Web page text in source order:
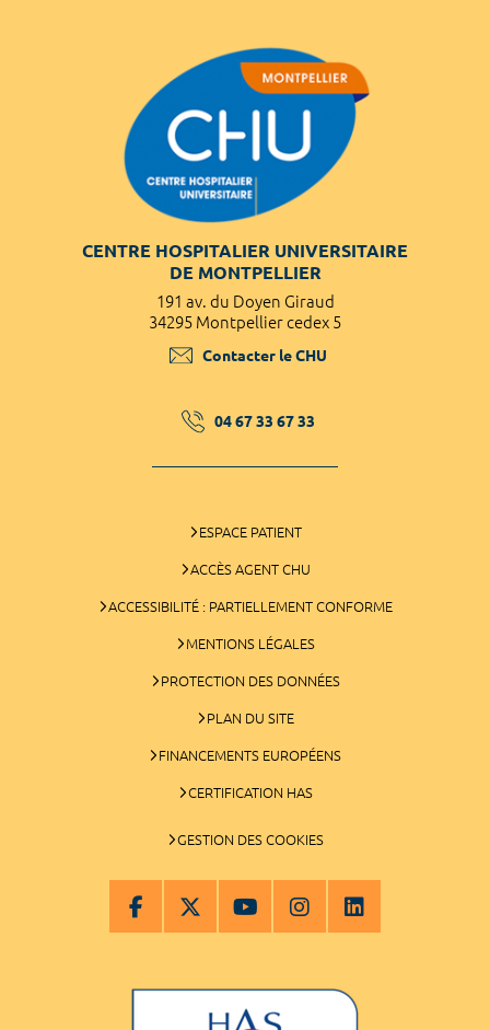
CENTRE HOSPITALIER UNIVERSITAIRE
DE MONTPELLIER
191 av. du Doyen Giraud
34295 Montpellier cedex 5
Contacter le CHU
04 67 33 67 33
ESPACE PATIENT
ACCÈS AGENT CHU
ACCESSIBILITÉ : PARTIELLEMENT CONFORME
MENTIONS LÉGALES
PROTECTION DES DONNÉES
PLAN DU SITE
FINANCEMENTS EUROPÉENS
CERTIFICATION HAS
GESTION DES COOKIES